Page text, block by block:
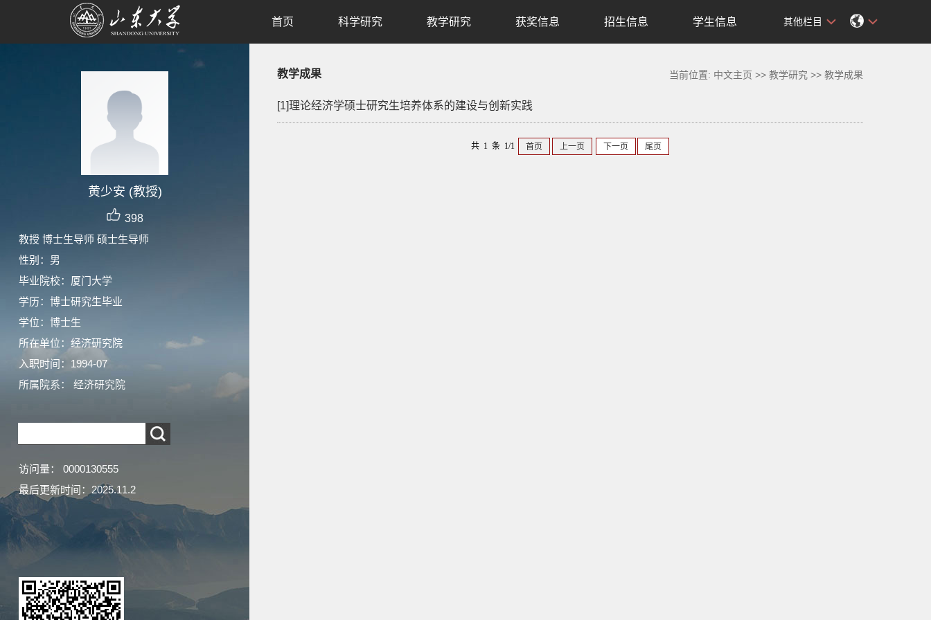
黄少安 (教授)
398
教授 博士生导师 硕士生导师
性别：男
毕业院校：厦门大学
学历：博士研究生毕业
学位：博士生
所在单位：经济研究院
入职时间：1994-07
所属院系： 经济研究院
访问量： 0000130555
最后更新时间： 2025.11.2
首页 科学研究 教学研究 获奖信息 招生信息 学生信息 其他栏目
教学成果 当前位置: 中文主页 >>教学研究 >>教学成果
[1]理论经济学硕士研究生培养体系的建设与创新实践
共 1 条 1/1 首页 上一页 下一页 尾页